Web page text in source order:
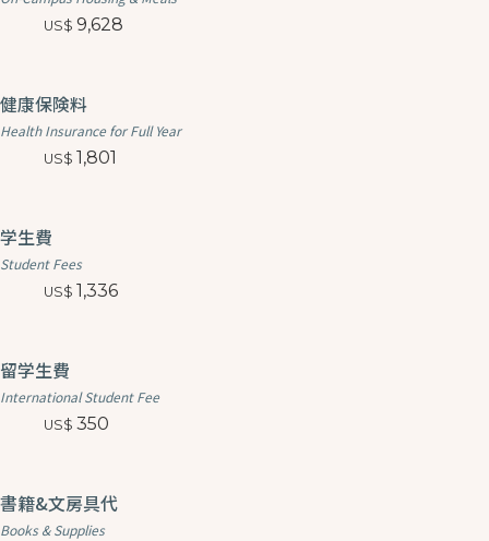
9,628
健康保険料
Health Insurance for Full Year
1,801
学生費
Student Fees
1,336
留学生費
International Student Fee
350
書籍&文房具代
Books & Supplies